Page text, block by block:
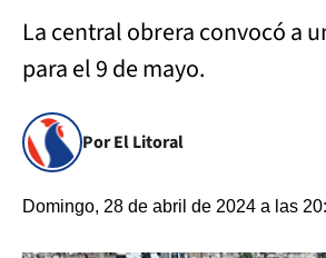
La central obrera convocó a
para el 9 de mayo.
Por El Litoral
Domingo, 28 de abril de 2024 a las